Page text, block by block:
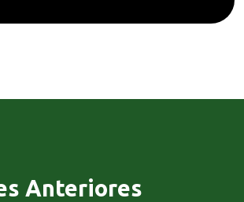
Anteriores